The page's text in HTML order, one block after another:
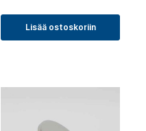
Lisää ostoskoriin